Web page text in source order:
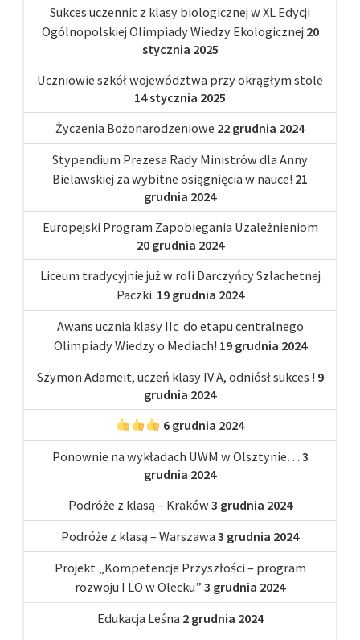
Sukces uczennic z klasy biologicznej w XL Edycji
Ogólnopolskiej Olimpiady Wiedzy Ekologicznej 20
stycznia 2025
Uczniowie szkół województwa przy okrągłym stole
14 stycznia 2025
Życzenia Bożonarodzeniowe 22 grudnia 2024
Stypendium Prezesa Rady Ministrów dla Anny
Bielawskiej za wybitne osiągnięcia w nauce! 21
grudnia 2024
Europejski Program Zapobiegania Uzależnieniom
20 grudnia 2024
Liceum tradycyjnie już w roli Darczyńcy Szlachetnej
Paczki. 19 grudnia 2024
Awans ucznia klasy IIc do etapu centralnego
Olimpiady Wiedzy o Mediach! 19 grudnia 2024
Szymon Adameit, uczeń klasy IV A, odniósł sukces ! 9
grudnia 2024
6 grudnia 2024
Ponownie na wykładach UWM w Olsztynie… 3
grudnia 2024
Podróże z klasą – Kraków 3 grudnia 2024
Podróże z klasą – Warszawa 3 grudnia 2024
Projekt „Kompetencje Przyszłości – program
rozwoju I LO w Olecku” 3 grudnia 2024
Edukacja Leśna 2 grudnia 2024